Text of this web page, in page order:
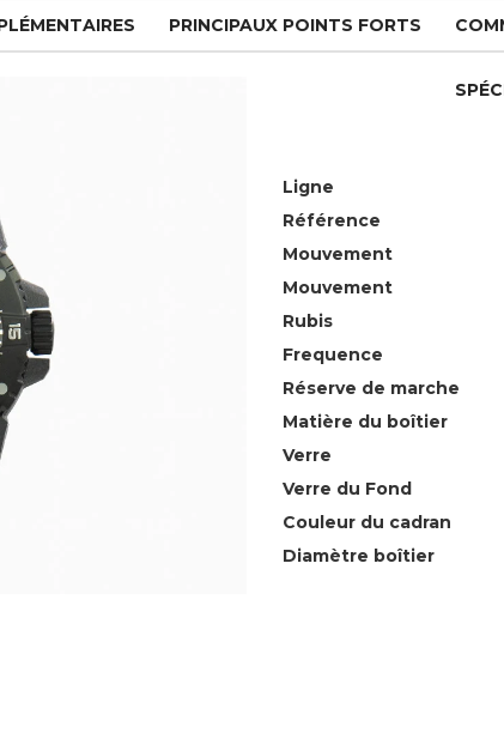
PRINCIPAUX POINTS FORTS
Ligne
Référence
Mouvement
Mouvement
Rubis
Frequence
Réserve de marche
Matière du boîtier
Verre
Verre du Fond
Couleur du cadran
Diamètre boîtier